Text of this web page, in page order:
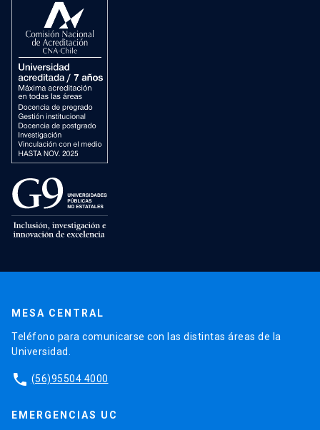
MESA CENTRAL
Teléfono para comunicarse con las distintas áreas de la
Universidad.
phone (56)95504 4000
EMERGENCIAS UC